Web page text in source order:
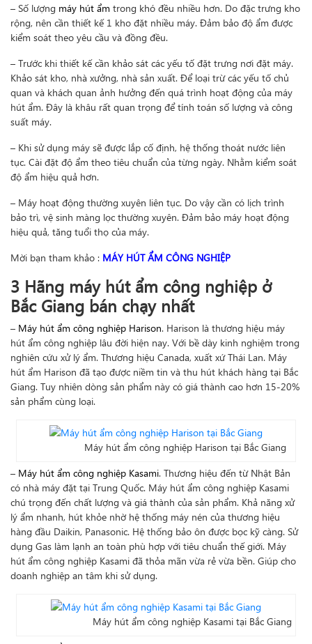
– Số lượng máy hút ẩm trong khó đều nhiều hơn. Do đặc trưng kho
rộng, nên cần thiết kế 1 kho đặt nhiều máy. Đảm bảo độ ẩm được
kiểm soát theo yêu cầu và đồng đều.
– Trước khi thiết kế cần khảo sát các yếu tố đặt trưng nơi đặt máy.
Khảo sát kho, nhà xưởng, nhà sản xuất. Để loại trừ các yếu tố chủ
quan và khách quan ảnh hưởng đến quá trình hoạt động của máy
hút ẩm. Đây là khâu rất quan trọng để tính toán số lượng và công
suất máy.
– Khi sử dụng máy sẽ được lắp cố định, hệ thống thoát nước liên
tục. Cài đặt độ ẩm theo tiêu chuẩn của từng ngày. Nhằm kiểm soát
độ ẩm hiệu quả hơn.
– Máy hoạt động thường xuyên liên tục. Do vậy cần có lịch trình
bảo trì, vệ sinh màng lọc thường xuyên. Đảm bảo máy hoạt động
hiệu quả, tăng tuổi thọ của máy.
Mời bạn tham khảo : MÁY HÚT ẨM CÔNG NGHIỆP
3 Hãng máy hút ẩm công nghiệp ở
Bắc Giang bán chạy nhất
– Máy hút ẩm công nghiệp Harison. Harison là thương hiệu máy
hút ẩm công nghiệp lâu đời hiện nay. Với bề dày kinh nghiệm trong
nghiên cứu xử lý ẩm. Thương hiệu Canada, xuất xứ Thái Lan. Máy
hút ẩm Harison đã tạo được niềm tin và thu hút khách hàng tại Bắc
Giang. Tuy nhiên dòng sản phẩm này có giá thành cao hơn 15-20%
sản phẩm cùng loại.
Máy hút ẩm công nghiệp Harison tại Bắc Giang
– Máy hút ẩm công nghiệp Kasami. Thương hiệu đến từ Nhật Bản
có nhà máy đặt tại Trung Quốc. Máy hút ẩm công nghiệp Kasami
chú trọng đến chất lượng và giá thành của sản phẩm. Khả năng xử
lý ẩm nhanh, hút khỏe nhờ hệ thống máy nén của thương hiệu
hàng đầu Daikin, Panasonic. Hệ thống bảo ôn được bọc kỹ càng. Sử
dụng Gas làm lạnh an toàn phù hợp với tiêu chuẩn thế giới. Máy
hút ẩm công nghiệp Kasami đã thỏa mãn vừa rẻ vừa bền. Giúp cho
doanh nghiệp an tâm khi sử dụng.
Máy hút ẩm công nghiệp Kasami tại Bắc Giang